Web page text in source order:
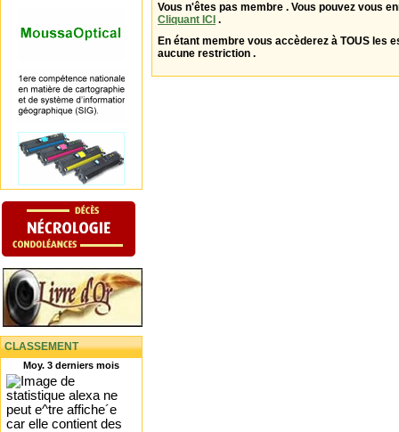
CLASSEMENT
Moy. 3 derniers mois
Vous n'êtes pas membre . Vous pouvez vous
Cliquant ICI .
En étant membre vous accèderez à TOUS les
aucune restriction .